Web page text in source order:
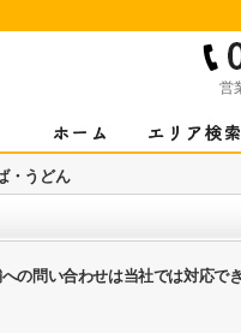
営
・うどん
の問い合わせは当社では対応でき